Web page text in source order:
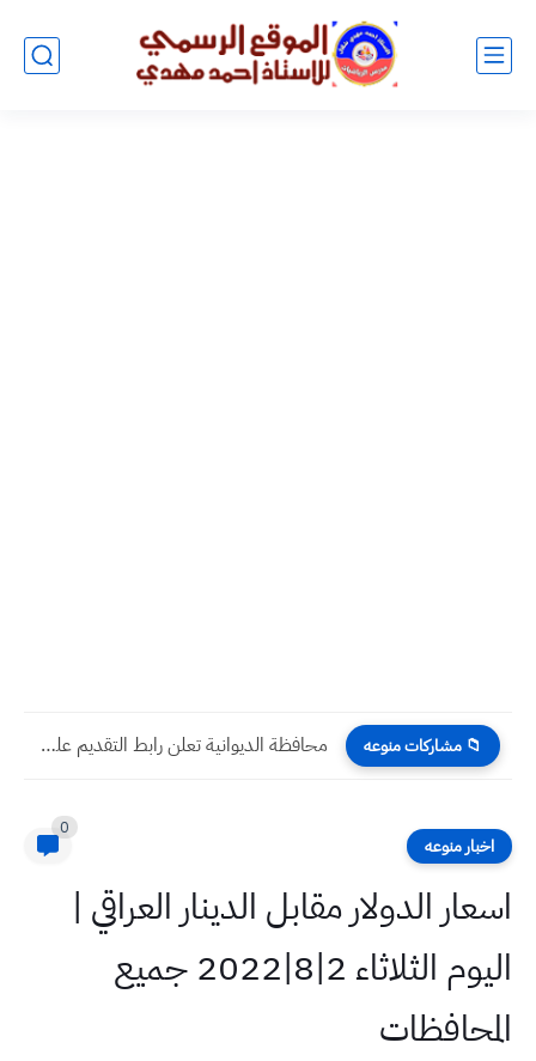
📁 مشاركات منوعه محافظة الديوانية تعلن رابط التقديم على الدرجات الوظيفية ضمن قانون...
اخبار منوعه
0
اسعار الدولار مقابل الدينار العراقي |
اليوم الثلاثاء 2|8|2022 جميع
المحافظات